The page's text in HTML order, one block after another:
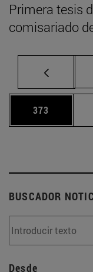
Primera tesis
comisariado
Página
373
BUSCADOR
Desde